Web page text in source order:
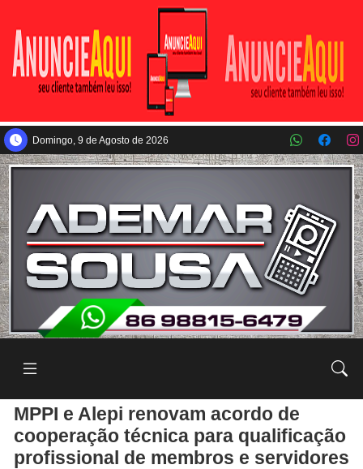
Pular para o conteúdo principal
Domingo, 9 de Agosto de 2026
MPPI e Alepi renovam acordo de
cooperação técnica para qualificação
profissional de membros e servidores